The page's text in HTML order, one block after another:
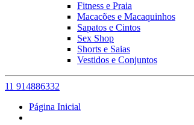
Fitness e Praia
Macacões e Macaquinhos
Sapatos e Cintos
Sex Shop
Shorts e Saias
Vestidos e Conjuntos
11 914886332
Página Inicial